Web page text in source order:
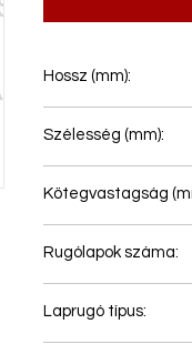
Hossz (mm):
Szélesség (mm):
Kötegvastagság
Rugólapok száma:
Laprugó típus: